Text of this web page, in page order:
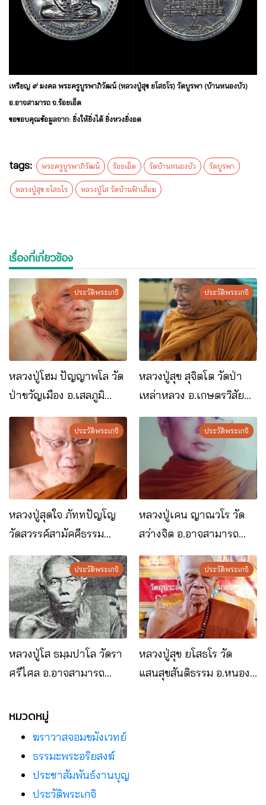
เหรียญ ๙ มงคล พระครูบูรพาภิวัฒน์ (หลวงปู่สุข ยโสธโร) วัดบูรพา (บ้านหนองบัว)
อ.อาจสามารถ จ.ร้อยเอ็ด
ขอขอบคุณข้อมูลจาก: ยิ่งให้ยิ่งได้ ยิ่งหวงยิ่งอด
tags: พระครูบูรพาภิวัฒน์ ร้อยเอ็ด วัดบ้านหนองบัว วัดบูรพา
หลวงปู่สุข ยโสธโร หลวงปู่โส วัดบ้านฟ้าเลื่อม
เรื่องที่เกี่ยวข้อง
ประวัติพระเกจิ
หลวงปู่โฮม ปัญญาพโล วัด
ป่าขวัญเมือง อ.เสลภูมิ
จ.ร้อยเอ็ด
ประวัติพระเกจิ
หลวงปู่สุข สุจิตโต วัดป่า
เหล่าหลวง อ.เกษตรวิสัย
จ.ร้อยเอ็ด
ประวัติพระเกจิ
หลวงปู่สุดใจ ภัททปัญโญ
วัดสวรรค์สามัคคีธรรม
วนาราม อ.เมือง จ.ร้อยเอ็ด
ประวัติพระเกจิ
หลวงปู่เคน ญาณวโร วัด
สว่างจิต อ.อาจสามารถ
จ.ร้อยเอ็ด
ประวัติพระเกจิ
หลวงปู่โส ธมฺมปาโล วัดรา
ศรีไศล อ.อาจสามารถ
ประวัติพระเกจิ
หลวงปู่สุข ยโสธโร วัด
แสนสุขสันติธรรม อ.หนอง
หมวดหมู่
ฆราวาสจอมขมังเวทย์
ธรรมะพระอริยสงฆ์
ประชาสัมพันธ์งานบุญ
ประวัติพระเกจิ